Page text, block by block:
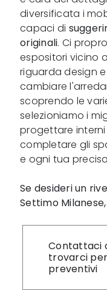
diversificata i
capaci di
originali. Ci
espositori vicino
riguarda design
cambiare
scoprendo le
selezioniamo i
progettare
completare gli
e ogni tua
Se desideri un
Settimo
Contattaci
trovarci
preventivi